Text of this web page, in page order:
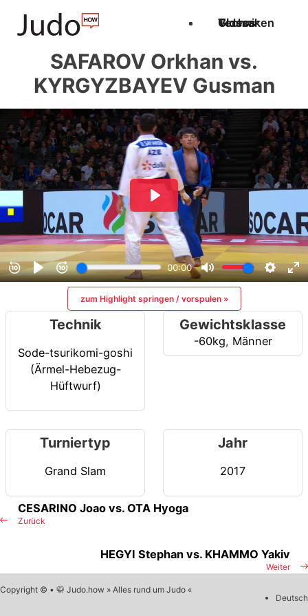
Techniken
Videos
Glossar
SAFAROV Orkhan vs.
KYRGYZBAYEV Gusman
zum Highlight springen / vorspulen »
Technik
Sode-tsurikomi-goshi
(Ärmel-Hebezug-
Hüftwurf)
Gewichtsklasse
-60kg, Männer
Turniertyp
Grand Slam
Jahr
2017
Zurück
CESARINO Joao vs. OTA Hyoga
Weiter
HEGYI Stephan vs. KHAMMO Yakiv
Copyright © • 🥋 Judo.how » Alles rund um Judo «
Deutsch